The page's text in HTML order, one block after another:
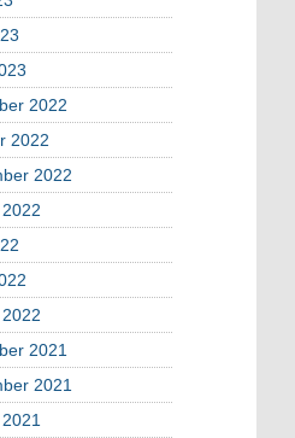
2022
2022
2022
2021
2021